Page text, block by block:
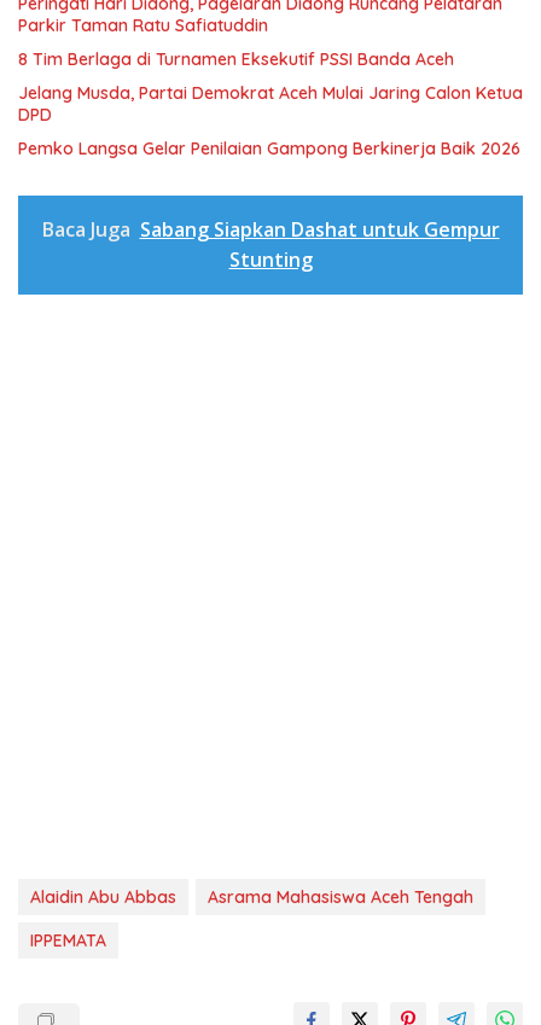
Parkir Taman Ratu Safiatuddin
8 Tim Berlaga di Turnamen Eksekutif PSSI Banda Aceh
Jelang Musda, Partai Demokrat Aceh Mulai Jaring Calon Ketua
DPD
Pemko Langsa Gelar Penilaian Gampong Berkinerja Baik 2026
Baca Juga Sabang Siapkan Dashat untuk Gempur
Stunting
Alaidin Abu Abbas
Asrama Mahasiswa Aceh Tengah
IPPEMATA